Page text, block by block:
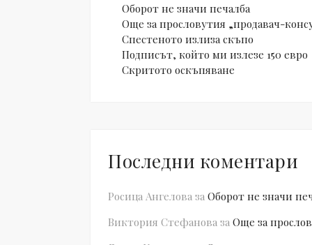
Оборот не значи печалба
Още за прословутия „продавач-
Спестеното излиза скъпо
Подписът, който ми излезе 150 евро
Скритото оскъпяване
Последни коментари
Росица Ангелова за Оборот не значи
Виктория Стефанова за Още за